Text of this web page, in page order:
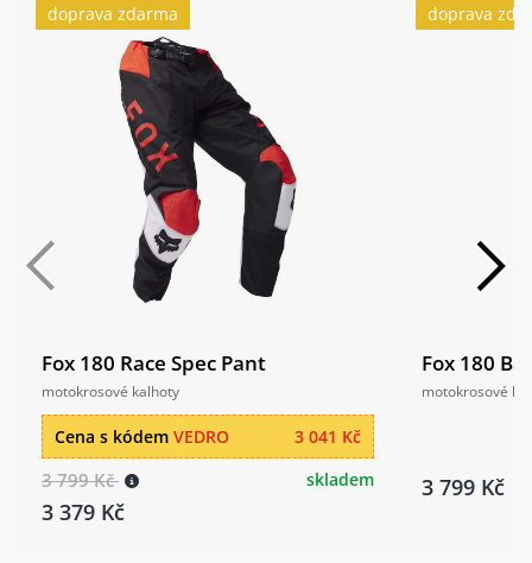
doprava zdarma
Fox 180 Race Spec Pant
motokrosové kalhoty
3 041 Kč
Cena s kódem VEDRO
3 799 Kč
3 379 Kč
skladem
doprava
Fox 180
motokrosové
3 799 Kč